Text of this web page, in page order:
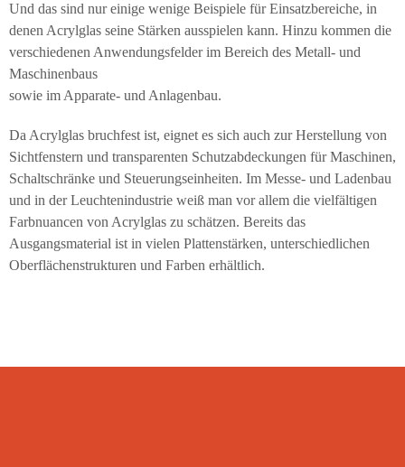
Und das sind nur einige wenige Beispiele für Einsatzbereiche, in
denen Acrylglas seine Stärken ausspielen kann. Hinzu kommen die
verschiedenen Anwendungsfelder im Bereich des Metall- und
Maschinenbaus
sowie im Apparate- und Anlagenbau.
Da Acrylglas bruchfest ist, eignet es sich auch zur Herstellung von
Sichtfenstern und transparenten Schutzabdeckungen für Maschinen,
Schaltschränke und Steuerungseinheiten. Im Messe- und Ladenbau
und in der Leuchtenindustrie weiß man vor allem die vielfältigen
Farbnuancen von Acrylglas zu schätzen. Bereits das
Ausgangsmaterial ist in vielen Plattenstärken, unterschiedlichen
Oberflächenstrukturen und Farben erhältlich.